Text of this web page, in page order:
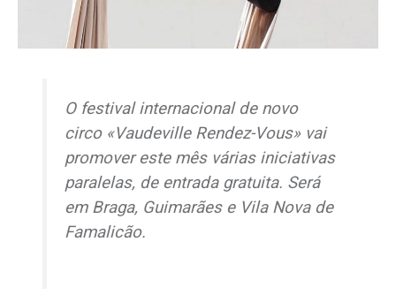
O festival internacional de novo
circo «Vaudeville Rendez-Vous» vai
promover este mês várias iniciativas
paralelas, de entrada gratuita. Será
em Braga, Guimarães e Vila Nova de
Famalicão.